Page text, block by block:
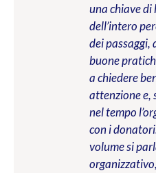
una chiave
dell’intero
dei passaggi,
buone
a chiedere
attenzione e,
nel tempo
con i
volume si